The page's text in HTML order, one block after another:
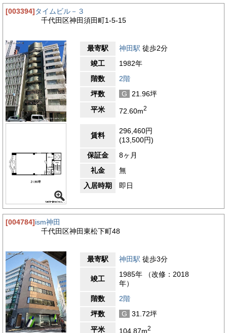
[003394]タイムビル－３
千代田区神田須田町1-5-15
最寄駅 神田駅 徒歩2分
竣工
1982年
階数
2階
坪数
G
21.96坪
平米
72.60m2
賃料
296,460円
(13,500円)
保証金
8ヶ月
礼金
無
入居時期
即日
[004784]ism神田
千代田区神田東松下町48
最寄駅 神田駅 徒歩3分
竣工
1985年 （改修：2018
年）
階数
2階
坪数
G
31.72坪
平米
104.87m2